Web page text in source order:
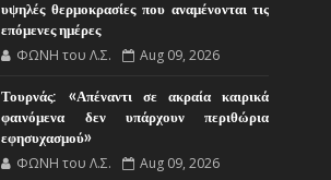
υψηλές θερμοκρασίες που αναμένονται τις
επόμενες ημέρες
ΦΩΝΗ του Λ.Σ. Aug 09, 2026
Τουρνάς: «Απέναντι σε ακραία καιρικά
φαινόμενα δεν υπάρχουν περιθώρια
εφησυχασμού»
ΦΩΝΗ του Λ.Σ. Aug 09, 2026